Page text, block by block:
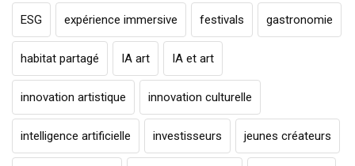
ESG expérience immersive festivals gastronomie
habitat partagé IA art IA et art
innovation artistique innovation culturelle
intelligence artificielle investisseurs jeunes créateurs